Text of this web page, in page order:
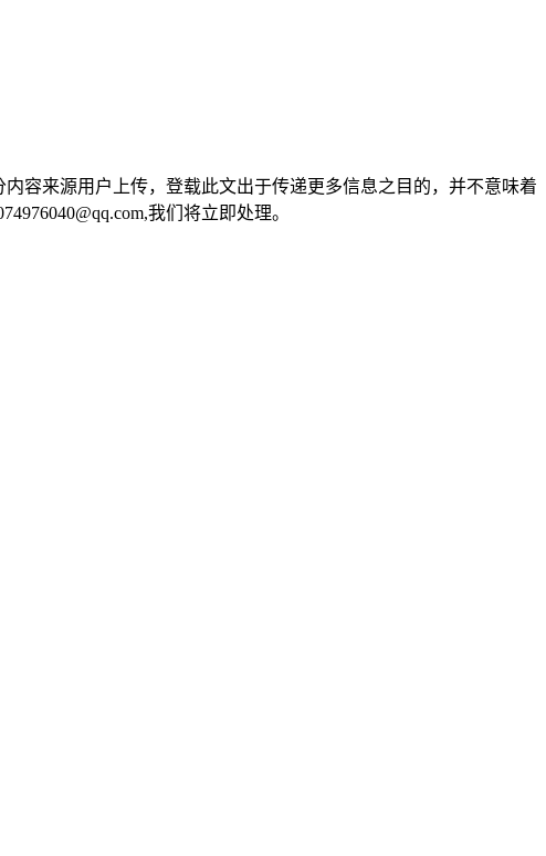
容来源用户上传，登载此文出于传递更多信息之目的，并不意味着
我们将立即处理。